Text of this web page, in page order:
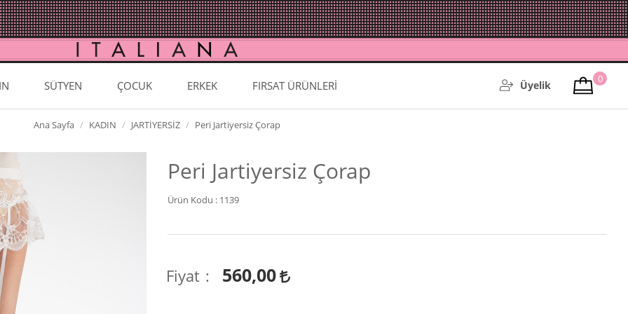
SÜTYEN ÇOCUK ERKEK FIRSAT ÜRÜNLERİ Üyelik 0
Ana Sayfa KADIN JARTİYERSİZ Peri Jartiyersiz Çorap
Peri Jartiyersiz Çorap
Ürün Kodu : 1139
Fiyat 560,00